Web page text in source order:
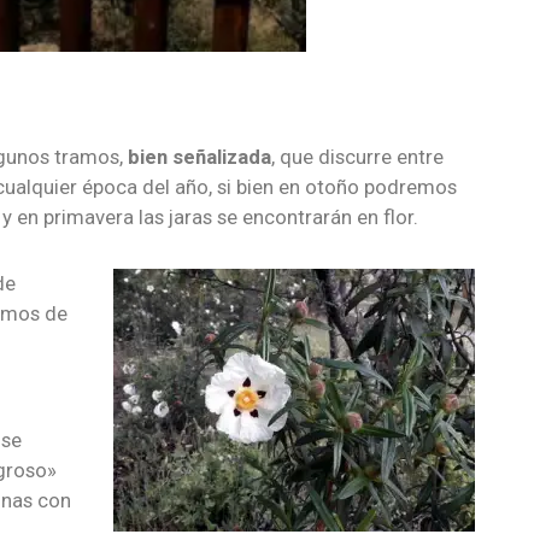
tramos, bien señalizada, que discurre entre
época del año, si bien en otoño podremos
primavera las jaras se encontrarán en flor.
de
con